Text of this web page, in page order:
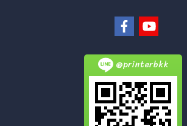
@printerbkk